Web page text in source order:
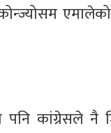
पनि कांग्रेसले